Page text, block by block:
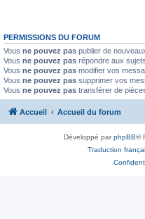
PERMISSIONS DU FORUM
Vous ne pouvez pas publier de
Vous ne pouvez pas répondre aux
Vous ne pouvez pas modifier vos
Vous ne pouvez pas supprimer vos
Vous ne pouvez pas transférer de
Accueil Accueil du forum
Développé parphpBB®
Traduction